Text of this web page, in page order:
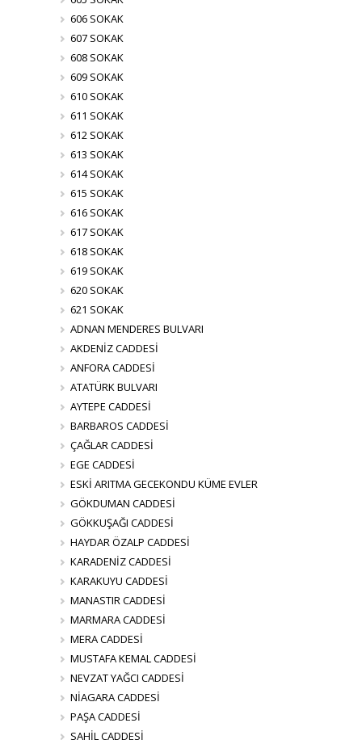
606 SOKAK
607 SOKAK
608 SOKAK
609 SOKAK
610 SOKAK
611 SOKAK
612 SOKAK
613 SOKAK
614 SOKAK
615 SOKAK
616 SOKAK
617 SOKAK
618 SOKAK
619 SOKAK
620 SOKAK
621 SOKAK
ADNAN MENDERES BULVARI
AKDENİZ CADDESİ
ANFORA CADDESİ
ATATÜRK BULVARI
AYTEPE CADDESİ
BARBAROS CADDESİ
ÇAĞLAR CADDESİ
EGE CADDESİ
ESKİ ARITMA GECEKONDU KÜME EVLER
GÖKDUMAN CADDESİ
GÖKKUŞAĞI CADDESİ
HAYDAR ÖZALP CADDESİ
KARADENİZ CADDESİ
KARAKUYU CADDESİ
MANASTIR CADDESİ
MARMARA CADDESİ
MERA CADDESİ
MUSTAFA KEMAL CADDESİ
NEVZAT YAĞCI CADDESİ
NİAGARA CADDESİ
PAŞA CADDESİ
SAHİL CADDESİ